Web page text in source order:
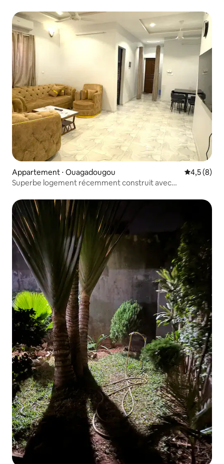
Appartement ⋅ Ouagadougou Évaluation
4,5 (8)
Superbe logement récemment construit avec